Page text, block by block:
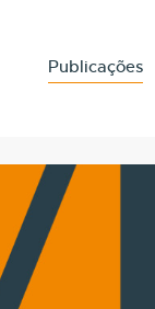
Publicações